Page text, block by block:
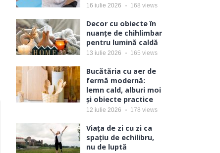
16 iulie 2026 168 views
Decor cu obiecte în
nuanțe de chihlimbar
pentru lumină caldă
13 iulie 2026 165 views
Bucătăria cu aer de
fermă modernă:
lemn cald, alburi moi
și obiecte practice
12 iulie 2026 178 views
Viața de zi cu zi ca
spațiu de echilibru,
nu de luptă